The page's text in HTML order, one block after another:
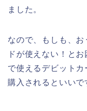
ました。
なので、もしも、
ドが使えない！と
で使えるデビット
購入されるといいで